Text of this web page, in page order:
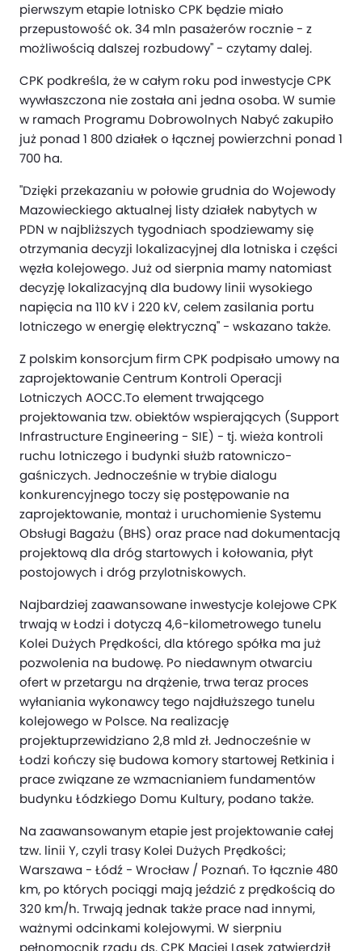
pierwszym etapie lotnisko CPK będzie miało
przepustowość ok. 34 mln pasażerów rocznie - z
możliwością dalszej rozbudowy" - czytamy dalej.
CPK podkreśla, że w całym roku pod inwestycje CPK
wywłaszczona nie została ani jedna osoba. W sumie
w ramach Programu Dobrowolnych Nabyć zakupiło
już ponad 1 800 działek o łącznej powierzchni ponad 1
700 ha.
"Dzięki przekazaniu w połowie grudnia do Wojewody
Mazowieckiego aktualnej listy działek nabytych w
PDN w najbliższych tygodniach spodziewamy się
otrzymania decyzji lokalizacyjnej dla lotniska i części
węzła kolejowego. Już od sierpnia mamy natomiast
decyzję lokalizacyjną dla budowy linii wysokiego
napięcia na 110 kV i 220 kV, celem zasilania portu
lotniczego w energię elektryczną" - wskazano także.
Z polskim konsorcjum firm CPK podpisało umowy na
zaprojektowanie Centrum Kontroli Operacji
Lotniczych AOCC.To element trwającego
projektowania tzw. obiektów wspierających (Support
Infrastructure Engineering - SIE) - tj. wieża kontroli
ruchu lotniczego i budynki służb ratowniczo-
gaśniczych. Jednocześnie w trybie dialogu
konkurencyjnego toczy się postępowanie na
zaprojektowanie, montaż i uruchomienie Systemu
Obsługi Bagażu (BHS) oraz prace nad dokumentacją
projektową dla dróg startowych i kołowania, płyt
postojowych i dróg przylotniskowych.
Najbardziej zaawansowane inwestycje kolejowe CPK
trwają w Łodzi i dotyczą 4,6-kilometrowego tunelu
Kolei Dużych Prędkości, dla którego spółka ma już
pozwolenia na budowę. Po niedawnym otwarciu
ofert w przetargu na drążenie, trwa teraz proces
wyłaniania wykonawcy tego najdłuższego tunelu
kolejowego w Polsce. Na realizację
projektuprzewidziano 2,8 mld zł. Jednocześnie w
Łodzi kończy się budowa komory startowej Retkinia i
prace związane ze wzmacnianiem fundamentów
budynku Łódzkiego Domu Kultury, podano także.
Na zaawansowanym etapie jest projektowanie całej
tzw. linii Y, czyli trasy Kolei Dużych Prędkości;
Warszawa - Łódź - Wrocław / Poznań. To łącznie 480
km, po których pociągi mają jeździć z prędkością do
320 km/h. Trwają jednak także prace nad innymi,
ważnymi odcinkami kolejowymi. W sierpniu
pełnomocnik rządu ds. CPK Maciej Lasek zatwierdził